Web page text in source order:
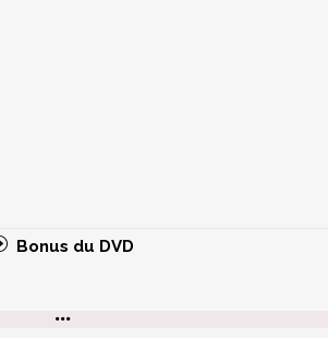
Bonus du DVD